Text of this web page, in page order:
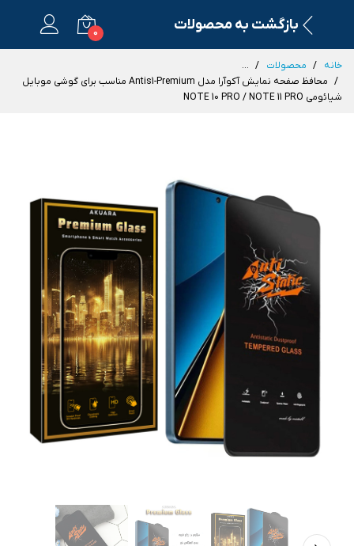
بازگشت به محصولات 0
خانه محصولات
...
محافظ صفحه نمایش آکوآرا مدل Antis1-Premium مناسب برای گوشی موبایل
شیائومی NOTE 10 PRO / NOTE 11 PRO